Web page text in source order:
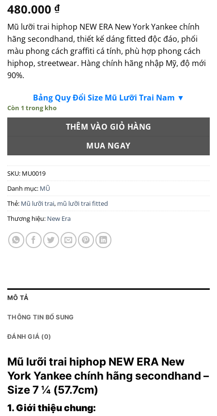
480.000 ₫
Mũ lưỡi trai hiphop NEW ERA New York Yankee chính
hãng secondhand, thiết kế dáng fitted độc đáo, phối
màu phong cách graffiti cá tính, phù hợp phong cách
hiphop, streetwear. Hàng chính hãng nhập Mỹ, độ mới
90%.
Bảng Quy Đổi Size Mũ Lưỡi Trai Nam ▼
Còn 1 trong kho
THÊM VÀO GIỎ HÀNG
MUA NGAY
SKU: MU0019
Danh mục: MŨ
Thẻ: Mũ lưỡi trai, mũ lưỡi trai fitted
Thương hiệu: New Era
MÔ TẢ
THÔNG TIN BỔ SUNG
ĐÁNH GIÁ (0)
Mũ lưỡi trai hiphop NEW ERA New
York Yankee chính hãng secondhand –
Size 7 ¼ (57.7cm)
1. Giới thiệu chung: